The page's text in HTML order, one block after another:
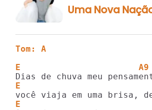
Uma Nova
Tom: A
E                       A9
E
E